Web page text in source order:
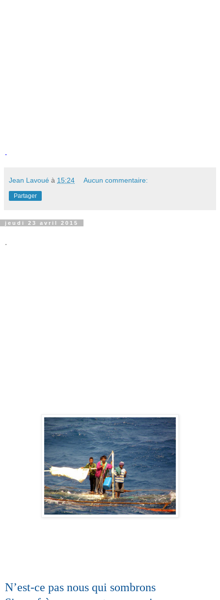
.
Jean Lavoué à 15:24 Aucun commentaire:
Partager
jeudi 23 avril 2015
.
N’est-ce pas nous qui sombrons